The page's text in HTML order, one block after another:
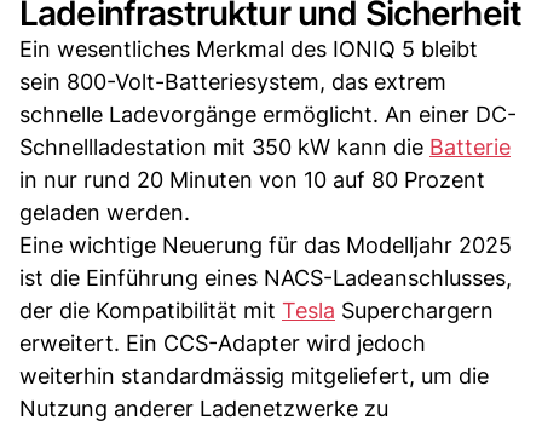
Ladeinfrastruktur und Sicherheit
Ein wesentliches Merkmal des IONIQ 5 bleibt
sein 800-Volt-Batteriesystem, das extrem
schnelle Ladevorgänge ermöglicht. An einer DC-
Schnellladestation mit 350 kW kann die Batterie
in nur rund 20 Minuten von 10 auf 80 Prozent
geladen werden.
Eine wichtige Neuerung für das Modelljahr 2025
ist die Einführung eines NACS-Ladeanschlusses,
der die Kompatibilität mit Tesla Superchargern
erweitert. Ein CCS-Adapter wird jedoch
weiterhin standardmässig mitgeliefert, um die
Nutzung anderer Ladenetzwerke zu